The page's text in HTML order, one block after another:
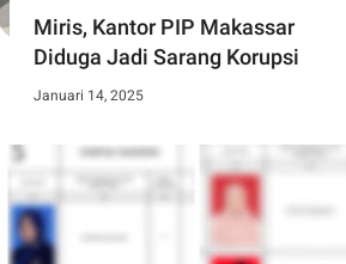
Miris, Kantor PIP Makassar
Diduga Jadi Sarang Korupsi
Januari 14, 2025